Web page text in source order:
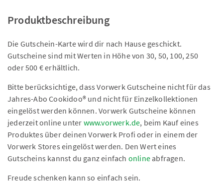
Produktbeschreibung
Die Gutschein-Karte wird dir nach Hause geschickt.
Gutscheine sind mit Werten in Höhe von 30, 50, 100, 250
oder 500 € erhältlich.
Bitte berücksichtige, dass Vorwerk Gutscheine nicht für das
Jahres-Abo Cookidoo® und nicht für Einzelkollektionen
eingelöst werden können. Vorwerk Gutscheine können
jederzeit online unter www.vorwerk.de, beim Kauf eines
Produktes über deinen Vorwerk Profi oder in einem der
Vorwerk Stores eingelöst werden. Den Wert eines
Gutscheins kannst du ganz einfach online abfragen.
Freude schenken kann so einfach sein.